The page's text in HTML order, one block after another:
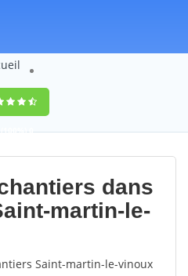
0
votes
dans
martin-le-
Saint-martin-le-vinoux